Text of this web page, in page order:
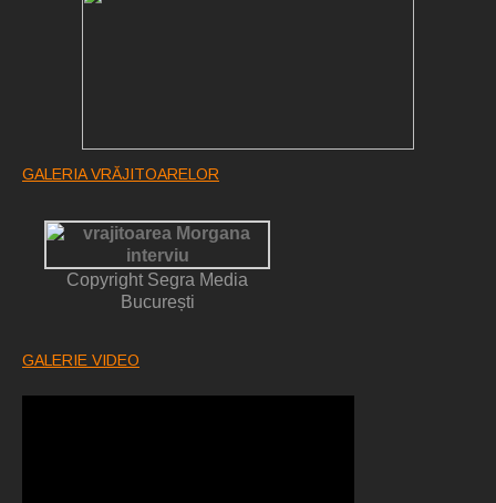
GALERIA VRĂJITOARELOR
Copyright Segra Media
București
GALERIE VIDEO